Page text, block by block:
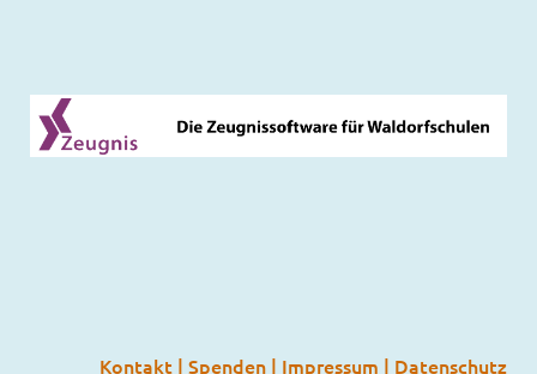
Kontakt | Spenden | Impressum | Datenschutz